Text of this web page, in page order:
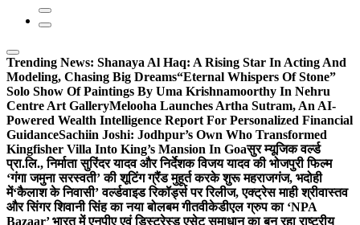
Trending News: Shanaya Al Haq: A Rising Star In Acting And
Modeling, Chasing Big Dreams“Eternal Whispers Of Stone”
Solo Show Of Paintings By Uma Krishnamoorthy In Nehru
Centre Art GalleryMelooha Launches Artha Sutram, An AI-
Powered Wealth Intelligence Report For Personalized Financial
GuidanceSachiin Joshi: Jodhpur’s Own Who Transformed
Kingfisher Villa Into King’s Mansion In Goaसुर म्यूजिक वर्ल्ड
प्रा.लि., निर्माता सुरिंदर यादव और निर्देशक विजय यादव की भोजपुरी फिल्म
‘गंगा जमुना सरस्वती’ की शूटिंग ग्रैंड मुहूर्त करके शुरू महराजगंज, भदोही
में‘कैलाश के निवासी’ वर्ल्डवाइड रिकॉर्ड्स पर रिलीज, एक्ट्रेस माही श्रीवास्तव
और सिंगर शिवानी सिंह का नया बोलबम गीतवीकेडीएल ग्रुप का ‘NPA
Bazaar’ भारत में एनपीए एवं डिस्ट्रेस्ड एसेट समाधान का बन रहा राष्ट्रीय